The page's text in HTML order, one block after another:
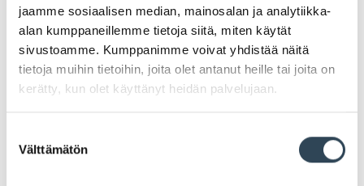
jaamme sosiaalisen median, mainosalan ja analytiikka-
alan kumppaneillemme tietoja siitä, miten käytät
sivustoamme. Kumppanimme voivat yhdistää näitä
tietoja muihin tietoihin, joita olet antanut heille tai joita on
kerätty, kun olet käyttänyt heidän palvelujaan.
valinta
Välttämätön
Eucerin esittelypäivä